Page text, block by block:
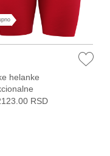
helanke
RSD